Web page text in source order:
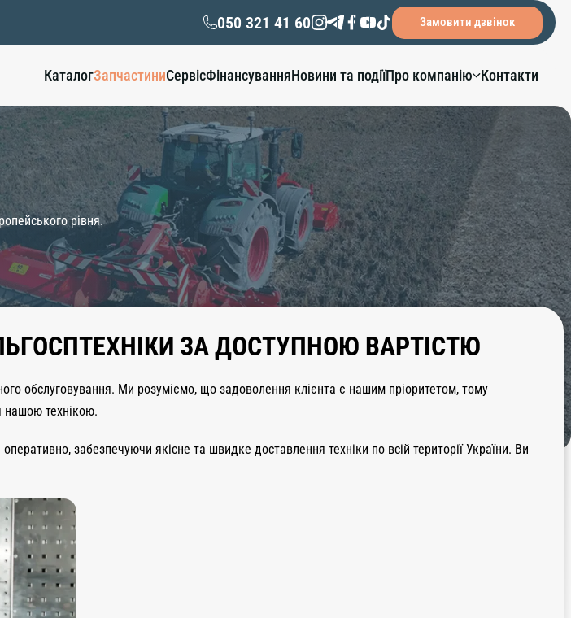
050 321 41 60 Замовити дзвінок
КаталогЗапчастиниСервісФінансуванняНовини та подіїПро компанію Контакти
рівня.
ЗА ДОСТУПНОЮ ВАРТІСТЮ
обслуговування. Ми розуміємо, що задоволення клієнта є нашим пріоритетом, тому
нашою технікою.
забезпечуючи якісне та швидке доставлення техніки по всій території України. Ви